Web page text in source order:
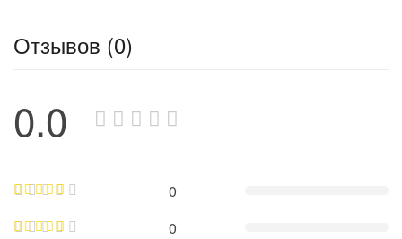
Отзывов (0)
0.0
0
0